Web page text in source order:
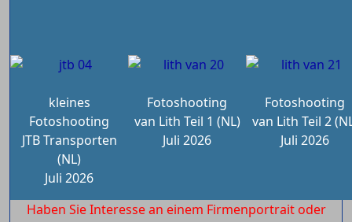
kleines
Fotoshooting
JTB Transporten
(NL)
Juli 2026
Fotoshooting
van Lith Teil 1 (NL)
Juli 2026
Fotoshooting
van Lith Teil 2
Juli 2026
Haben Sie Interesse an einem Firmenportrait oder